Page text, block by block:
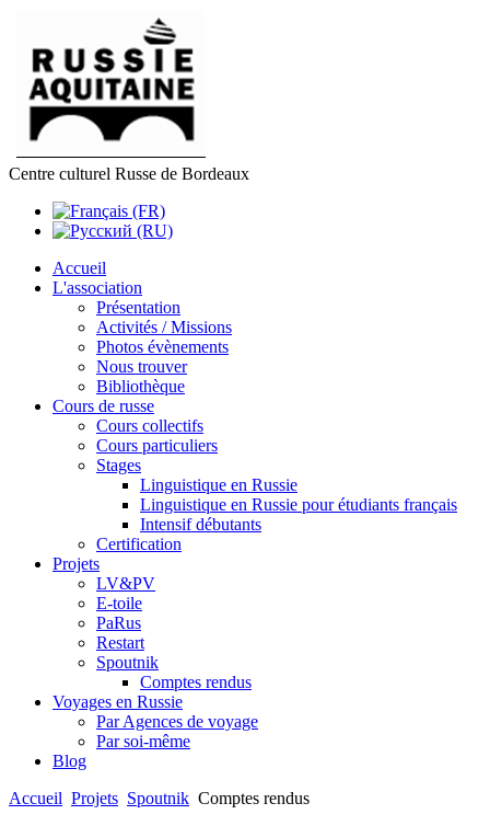
Centre culturel Russe de Bordeaux
Accueil
L'association
Présentation
Activités / Missions
Photos évènements
Nous trouver
Bibliothèque
Cours de russe
Cours collectifs
Cours particuliers
Stages
Linguistique en Russie
Linguistique en Russie pour étudiants français
Intensif débutants
Certification
Projets
LV&PV
E-toile
PaRus
Restart
Spoutnik
Comptes rendus
Voyages en Russie
Par Agences de voyage
Par soi-même
Blog
Accueil Projets Spoutnik Comptes rendus